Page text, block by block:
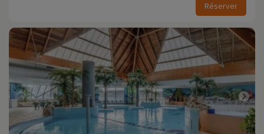
Réserver